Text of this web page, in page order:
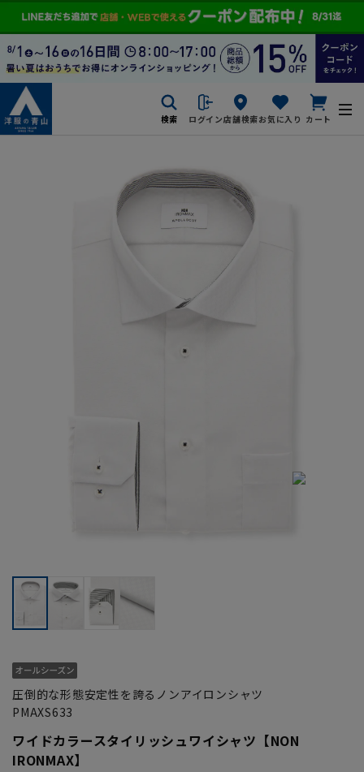
検索 ログイン店舗検索お気に入り カート
圧倒的な形態安定性を誇るノンアイロンシャツ
PMAXS633
ワイドカラースタイリッシュワイシャツ【NON
IRONMAX】